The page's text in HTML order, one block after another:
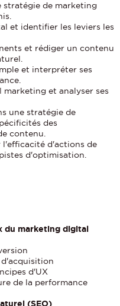
stratégie de marketing
et identifier les leviers les
et rédiger un contenu
et interpréter ses
marketing et analyser ses
une stratégie de
des
contenu.
l'efficacité d'actions de
d'optimisation.
du marketing digital
d'acquisition
d'UX
de la performance
(SEO)